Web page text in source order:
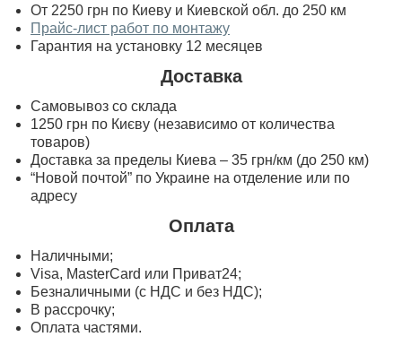
От 2250 грн по Киеву и Киевской обл. до 250 км
Прайс-лист работ по монтажу
Гарантия на установку 12 месяцев
Доставка
Самовывоз со склада
1250 грн по Києву (независимо от количества
товаров)
Доставка за пределы Киева – 35 грн/км (до 250 км)
“Новой почтой” по Украине на отделение или по
адресу
Оплата
Наличными;
Visa, MasterСard или Приват24;
Безналичными (с НДС и без НДС);
В рассрочку;
Оплата частями.